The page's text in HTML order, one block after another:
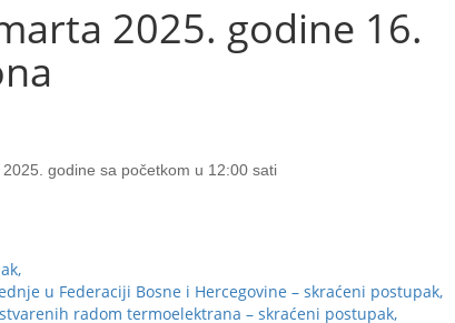
2025. godine 16.
godine sa početkom u 12:00 sati
u Federaciji Bosne i Hercegovine – skraćeni postupak,
radom termoelektrana – skraćeni postupak,